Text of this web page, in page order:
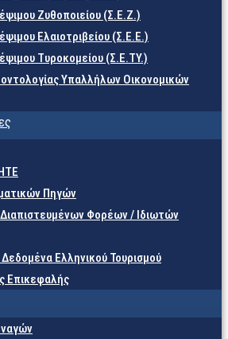
Ζυθοποιείου (Σ.Ε.Ζ.)
Ελαιοτριβείου (Σ.Ε.Ε.)
Τυροκομείου (Σ.Ε.TY.)
Υπαλλήλων Οικονομικών
Πηγών
Φορέων / Ιδιωτών
Δεδομένα Ελληνικού Τουρισμού
Επικεφαλής